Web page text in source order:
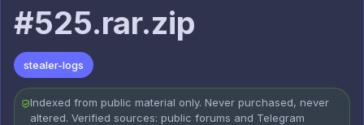
#525.rar.zip
stealer-logs
Indexed from public material only. Never purchased, never
altered. Verified sources: public forums and Telegram